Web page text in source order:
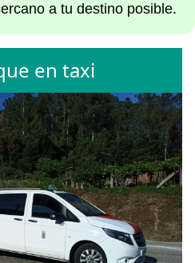
a tu destino posible.
en taxi